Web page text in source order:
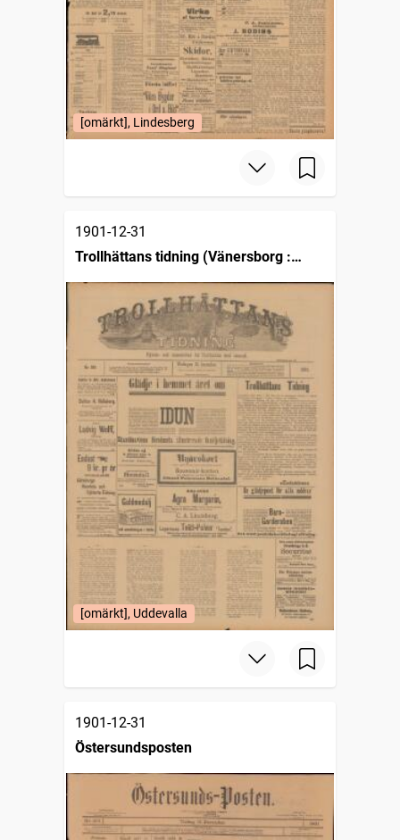
[omärkt], Lindesberg
1901-12-31
Trollhättans tidning (Vänersborg :
[omärkt], Uddevalla
1901-12-31
Östersundsposten